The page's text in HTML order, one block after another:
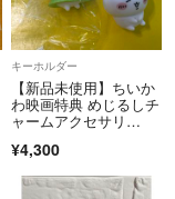
キーホルダー
【新品未使用】ちいか
わ映画特典 めじるしチ
ャームアクセサリ
¥4,300